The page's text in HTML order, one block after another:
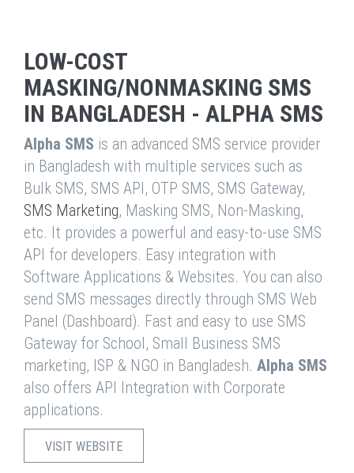
LOW-COST
MASKING/NONMASKING SMS
IN BANGLADESH - ALPHA SMS
Alpha SMS is an advanced SMS service provider
in Bangladesh with multiple services such as
Bulk SMS, SMS API, OTP SMS, SMS Gateway,
SMS Marketing, Masking SMS, Non-Masking,
etc. It provides a powerful and easy-to-use SMS
API for developers. Easy integration with
Software Applications & Websites. You can also
send SMS messages directly through SMS Web
Panel (Dashboard). Fast and easy to use SMS
Gateway for School, Small Business SMS
marketing, ISP & NGO in Bangladesh. Alpha SMS
also offers API Integration with Corporate
applications.
VISIT WEBSITE